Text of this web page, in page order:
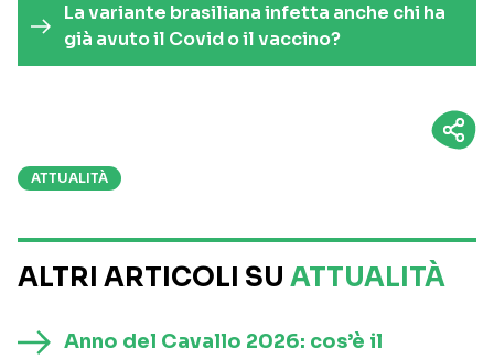
La variante brasiliana infetta anche chi ha
già avuto il Covid o il vaccino?
ATTUALITÀ
ALTRI ARTICOLI SU ATTUALITÀ
Anno del Cavallo 2026: cos’è il